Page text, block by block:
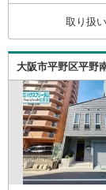
利にな
なった
ご提案
ートい
取り扱
大阪市平野区平野